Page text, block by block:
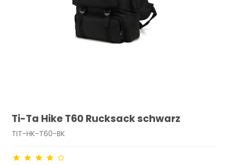
Ti-Ta Hike T60 Rucksack schwarz
TIT-HK-T60-BK